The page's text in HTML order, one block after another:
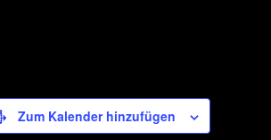
Zum Kalender hinzufügen